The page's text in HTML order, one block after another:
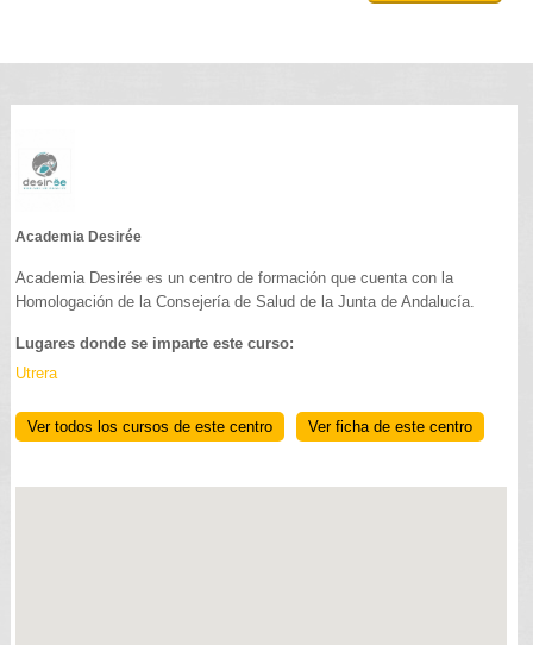
Academia Desirée
Academia Desirée es un centro de formación que cuenta con la
Homologación de la Consejería de Salud de la Junta de Andalucía.
Lugares donde se imparte este curso:
Utrera
Ver todos los cursos de este centro Ver ficha de este centro